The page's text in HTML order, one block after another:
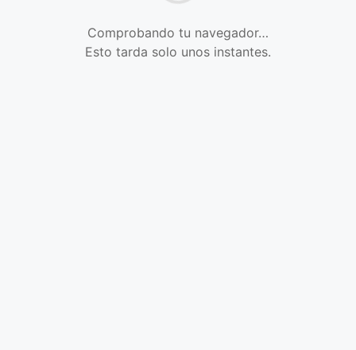
Comprobando tu navegador…
Esto tarda solo unos instantes.